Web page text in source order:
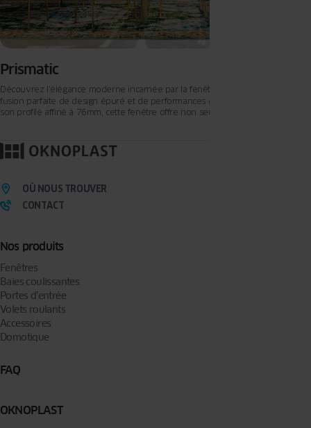
Prismatic
Découvrez l’élégance moderne incarnée par la fenêtre
fusion parfaite de design épuré et de performances exceptionnelles. Avec
son profilé affiné à 76mm, cette fenêtre offre non seulement une esthétique
rencontrent harmonieusement.
Nos produits
Fenêtres
Baies coulissantes
Portes d’entrée
Volets roulants
Accessoires
Domotique
FAQ
OKNOPLAST
OÙ NOUS TROUVER
CONTACT